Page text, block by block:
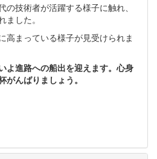
技術者が活躍する様子に触れ、
した。
高まっている様子が見受けられま
よ進路への船出を迎えます。心身
んばりましょう。